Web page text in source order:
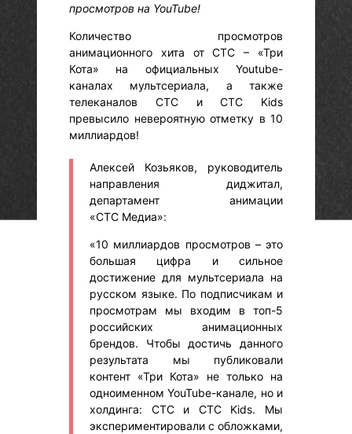
просмотров на YouTube!
Количество просмотров
анимационного хита от СТС – «Три
Кота» на официальных Youtube-
каналах мультсериала, а также
телеканалов СТС и СТС Kids
превысило невероятную отметку в 10
миллиардов!
Алексей Козьяков, руководитель
направления диджитал,
департамент анимации
«СТС Медиа»:
«10 миллиардов просмотров – это
большая цифра и сильное
достижение для мультсериала на
русском языке. По подписчикам и
просмотрам мы входим в топ-5
российских анимационных
брендов. Чтобы достичь данного
результата мы публиковали
контент «Три Кота» не только на
одноименном YouTube-канале, но и
холдинга: СТС и CTC Kids. Мы
экспериментировали с обложками,